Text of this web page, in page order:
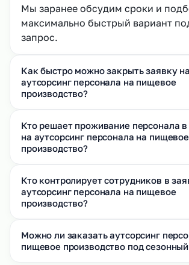
Мы заранее обсудим сроки и
максимально быстрый вариант
запрос.
Как быстро можно закрыть заявку на
аутсорсинг персонала на пищевое
производство?
Кто решает проживание персонала в
на аутсорсинг персонала на пищевое
производство?
Кто контролирует сотрудников в
аутсорсинг персонала на пищевое
производство?
Можно ли заказать аутсорсинг
пищевое производство под